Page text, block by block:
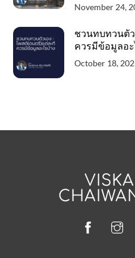
November 24,
ชวนทบทวนตั
ควรมีข้อมูลอะ
October 18,
Facebook